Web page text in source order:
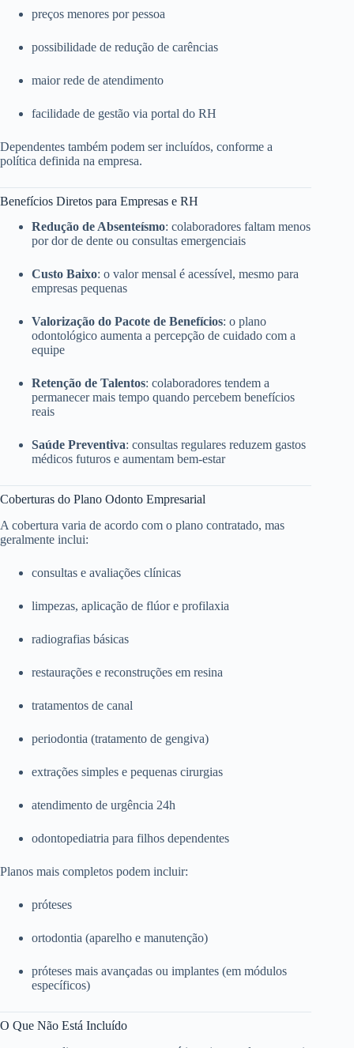
preços menores por pessoa
possibilidade de redução de carências
maior rede de atendimento
facilidade de gestão via portal do RH
Dependentes também podem ser incluídos, conforme a
política definida na empresa.
Benefícios Diretos para Empresas e RH
Redução de Absenteísmo: colaboradores faltam menos
por dor de dente ou consultas emergenciais
Custo Baixo: o valor mensal é acessível, mesmo para
empresas pequenas
Valorização do Pacote de Benefícios: o plano
odontológico aumenta a percepção de cuidado com a
equipe
Retenção de Talentos: colaboradores tendem a
permanecer mais tempo quando percebem benefícios
reais
Saúde Preventiva: consultas regulares reduzem gastos
médicos futuros e aumentam bem-estar
Coberturas do Plano Odonto Empresarial
A cobertura varia de acordo com o plano contratado, mas
geralmente inclui:
consultas e avaliações clínicas
limpezas, aplicação de flúor e profilaxia
radiografias básicas
restaurações e reconstruções em resina
tratamentos de canal
periodontia (tratamento de gengiva)
extrações simples e pequenas cirurgias
atendimento de urgência 24h
odontopediatria para filhos dependentes
Planos mais completos podem incluir:
próteses
ortodontia (aparelho e manutenção)
próteses mais avançadas ou implantes (em módulos
específicos)
O Que Não Está Incluído